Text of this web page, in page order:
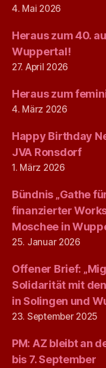
4. Mai 2026
Heraus zum 40.
Wuppertal!
27. April 2026
Heraus zum
4. März 2026
Happy Birthday
JVA Ronsdorf
1. März 2026
Bündnis „Gathe
finanzierter
Moschee in
25. Januar 2026
Offener Brief:
Solidarität mit
in Solingen und
23. September 2025
PM: AZ bleibt an
bis 7. September